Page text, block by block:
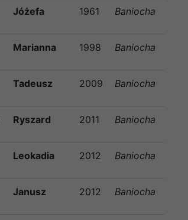
Jóżefa 1961 Baniocha
Marianna 1998 Baniocha
Tadeusz 2009 Baniocha
Ryszard 2011 Baniocha
Leokadia 2012 Baniocha
Janusz 2012 Baniocha